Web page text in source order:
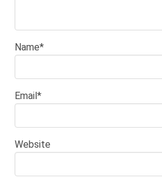
Name*
Email*
Website